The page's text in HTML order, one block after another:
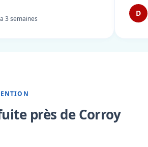
3 semaines
D
près de Corroy